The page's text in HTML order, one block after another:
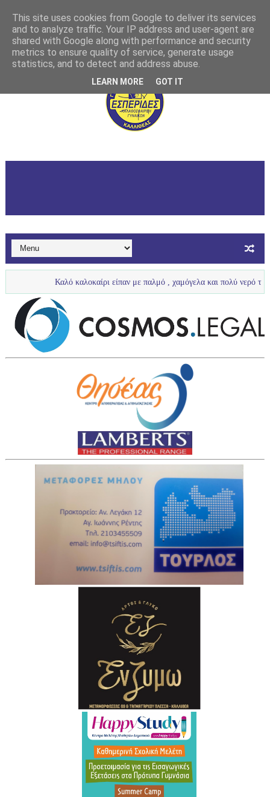
Καλό καλοκαίρι είπαν με παλμό , χαμόγελα και πολύ νερό τα πιτσιρίκια
This site uses cookies from Google to deliver its services
and to analyze traffic. Your IP address and user-agent are
shared with Google along with performance and security
metrics to ensure quality of service, generate usage
statistics, and to detect and address abuse.
LEARN MORE GOT IT